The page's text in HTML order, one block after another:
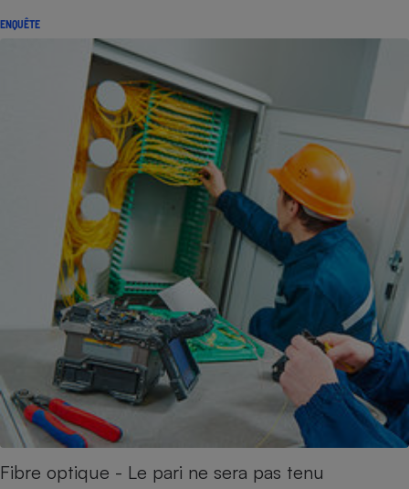
ENQUÊTE
Fibre optique - Le pari ne sera pas tenu